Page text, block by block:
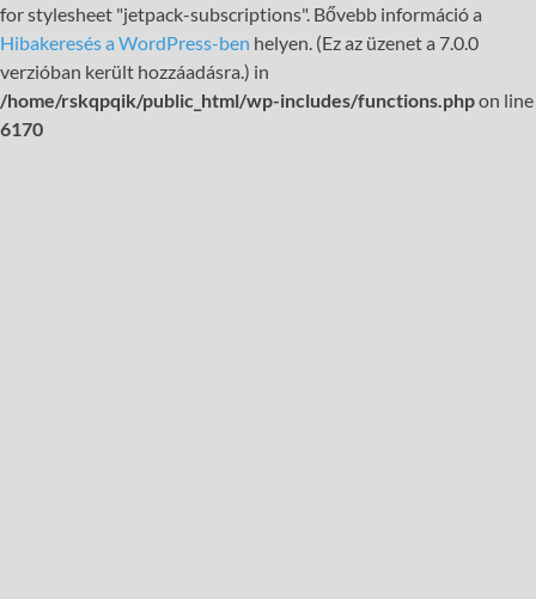
for stylesheet "jetpack-subscriptions". Bővebb információ a
Hibakeresés a WordPress-ben helyen. (Ez az üzenet a 7.0.0
verzióban került hozzáadásra.) in
/home/rskqpqik/public_html/wp-includes/functions.phpon line
6170